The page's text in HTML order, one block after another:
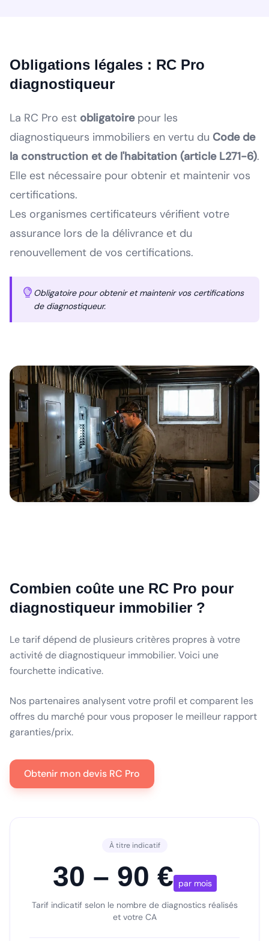
Obligations légales : RC Pro
diagnostiqueur
La RC Pro est obligatoirepour les
diagnostiqueurs immobiliers en vertu du Code de
la construction et de l'habitation (article L271-6).
Elle est nécessaire pour obtenir et maintenir vos
certifications.
Les organismes certificateurs vérifient votre
assurance lors de la délivrance et du
renouvellement de vos certifications.
Obligatoire pour obtenir et maintenir vos certifications
de diagnostiqueur.
Combien coûte une RC Pro pour
diagnostiqueur immobilier ?
Le tarif dépend de plusieurs critères propres à votre
activité de diagnostiqueur immobilier. Voici une
fourchette indicative.
Nos partenaires analysent votre profil et comparent les
offres du marché pour vous proposer le meilleur rapport
garanties/prix.
Obtenir mon devis RC Pro
À titre indicatif
30 – 90 € par mois
Tarif indicatif selon le nombre de diagnostics réalisés
et votre CA